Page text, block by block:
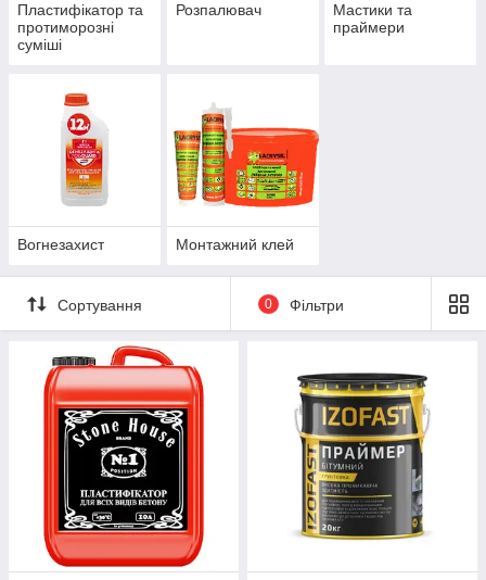
Пластифікатор та
протиморозні
суміші
Розпалювач
Мастики та
праймери
Вогнезахист Монтажний клей
Сортування 0 Фільтри